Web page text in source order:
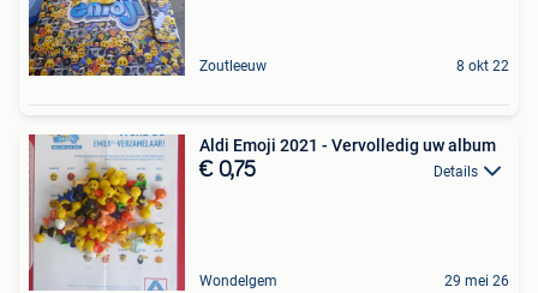
Zoutleeuw 8 okt 22
Aldi Emoji 2021 - Vervolledig uw album
€ 0,75 Details
Wondelgem 29 mei 26